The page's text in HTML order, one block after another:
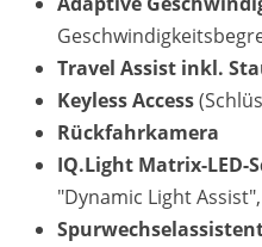
Travel Assist inkl.
Keyless Access
Rückfahrkamera
IQ.Light Matrix-LED-
"Dynamic Light